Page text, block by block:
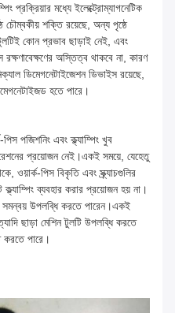
প্রক্রিয়ার মধ্যে ইলেক্ট্রোম্যাগনেটিক
চৌম্বকীয় শক্তি রয়েছে, অন্য পৃষ্ঠে
কোন প্রভাব ছাড়াই নেই, এবং
রক্ষণাবেক্ষণের অস্তিত্ব থাকবে না, কারণ
ডিমেগনেটাইজেশন ডিভাইস রয়েছে,
হতে পারে।
পজিশনিং এবং ক্ল্যাম্পিং খুব
প্রয়োজন নেই।একই সময়ে, যেহেতু
ওয়ার্ক-পিস বিকৃতি এবং স্ক্র্যাচগুলির
ক্ল্যাম্পিং ব্যবহার করার প্রয়োজন হয় না।
উপলব্ধি করতে পারেন।একই
ছাড়া মেশিন টুলটি উপলব্ধি করতে
করতে পারে।